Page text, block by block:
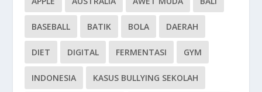
BASEBALL BATIK BOLA DAERAH
DIET DIGITAL FERMENTASI GYM
INDONESIA KASUS BULLYING SEKOLAH